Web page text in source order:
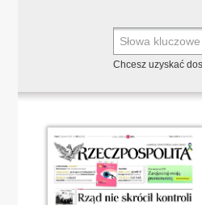
Chcesz uzyskać